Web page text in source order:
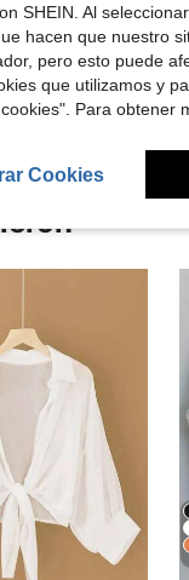
Reseñas
SHEIN. Al
hacen que nuestro
pero esto puede
que utilizamos y
Para obtener
Cookies